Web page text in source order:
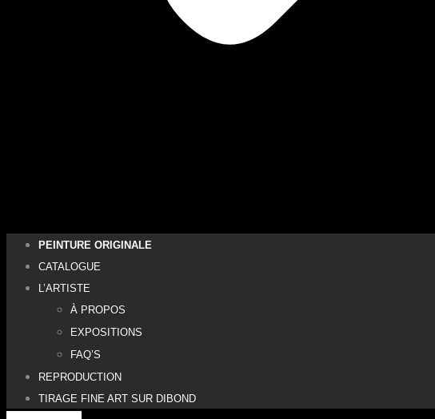
PEINTURE ORIGINALE
CATALOGUE
L’ARTISTE
À PROPOS
EXPOSITIONS
FAQ’S
REPRODUCTION
TIRAGE FINE ART SUR DIBOND